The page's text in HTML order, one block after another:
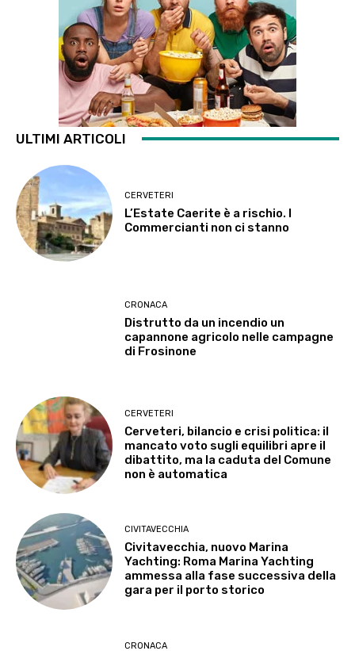
ULTIMI ARTICOLI
CERVETERI
L’Estate Caerite è a rischio. I
Commercianti non ci stanno
CRONACA
Distrutto da un incendio un
capannone agricolo nelle campagne
di Frosinone
CERVETERI
Cerveteri, bilancio e crisi politica: il
mancato voto sugli equilibri apre il
dibattito, ma la caduta del Comune
non è automatica
CIVITAVECCHIA
Civitavecchia, nuovo Marina
Yachting: Roma Marina Yachting
ammessa alla fase successiva della
gara per il porto storico
CRONACA